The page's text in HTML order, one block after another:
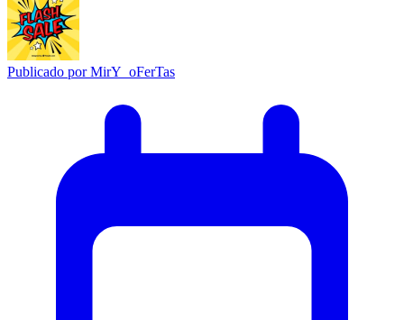
Publicado porMirY_oFerTas